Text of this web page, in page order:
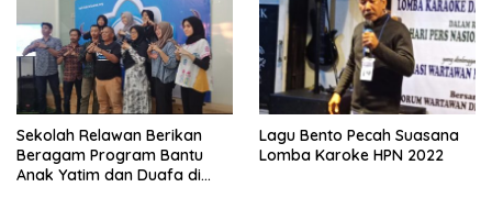
Sekolah Relawan Berikan
Beragam Program Bantu
Anak Yatim dan Duafa di
Lagu Bento Pecah Suasana
Lomba Karoke HPN 2022